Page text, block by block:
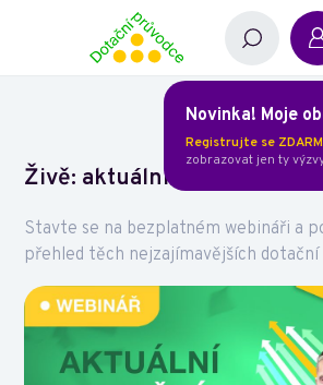
Novinka! Moje
Registrujte se
zobrazovat jen ty
Živě: aktuální dotační výzvy
Stavte se na bezplatném webináři a
přehled těch nejzajímavějších dotační